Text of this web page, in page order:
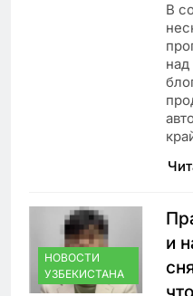
В
НОВОСТИ
УЗБЕКИСТАНА
и